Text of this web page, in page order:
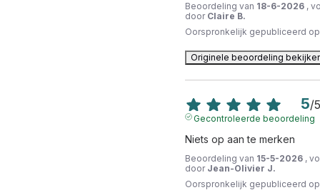
Beoordeling van 18-6-2026 ,
door Claire B.
Oorspronkelijk gepubliceerd
Originele beoordeling
5/5
Gecontroleerde beoordeling
Niets op aan te merken
Beoordeling van 15-5-2026 ,
door Jean-Olivier J.
Oorspronkelijk gepubliceerd